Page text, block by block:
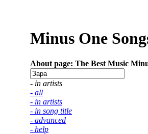
Minus One
About page: The Best Music
- in artists
- all
- in artists
- in song title
- advanced
- help